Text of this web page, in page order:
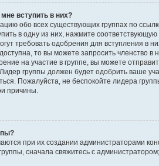
вступить в них?
обо всех существующих группах по
в одну из них, нажмите соответствующую
требовать одобрения для вступления в
то вы можете запросить членство в
на участие в группе, вы можете
группы должен будет одобрить ваше
Пожалуйста, не беспокойте лидера
причины.
при их создании администраторами
сначала свяжитесь с